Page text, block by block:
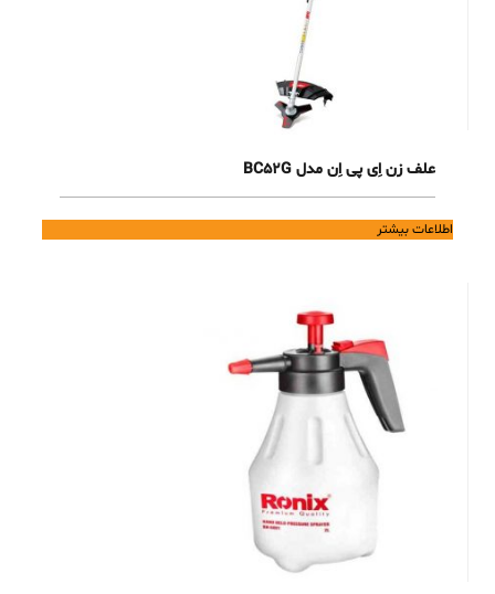
علف زن اِی پی اِن مدل BC52G
اطلاعات بیشتر